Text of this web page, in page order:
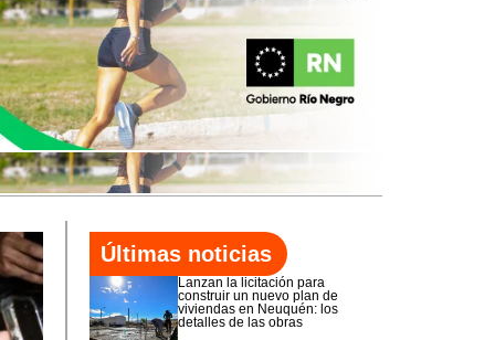
Últimas noticias
Lanzan la licitación para
construir un nuevo plan de
viviendas en Neuquén: los
detalles de las obras